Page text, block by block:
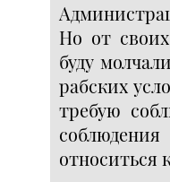
Но от
буду
рабских
требую
относиться